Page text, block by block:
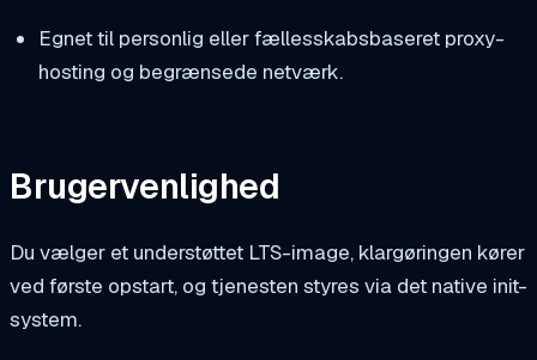
Egnet til personlig eller fællesskabsbaseret proxy-
hosting og begrænsede netværk.
Brugervenlighed
Du vælger et understøttet LTS-image, klargøringen kører
ved første opstart, og tjenesten styres via det native init-
system.